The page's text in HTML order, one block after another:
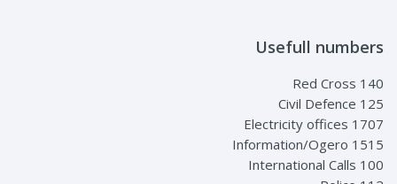
Usefull numbers
Red Cross 140
Civil Defence 125
Electricity offices 1707
Information/Ogero 1515
International Calls 100